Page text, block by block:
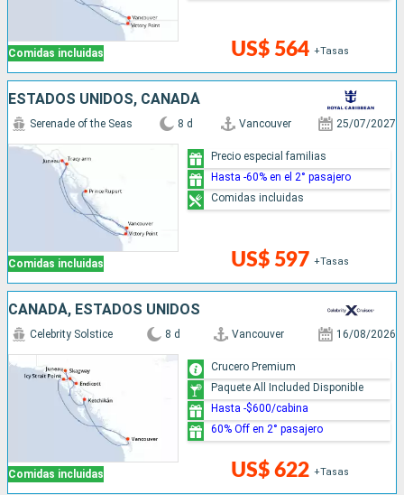
Comidas incluidas US$ 564 +Tasas
ESTADOS UNIDOS, CANADÁ
Comidas incluidas
Serenade of the Seas 8 d Vancouver 25/07/2027
US$ 597 +Tasas
Precio especial familias
Hasta -60% en el 2° pasajero
Comidas incluidas
CANADÁ, ESTADOS UNIDOS
Comidas incluidas
Celebrity Solstice 8 d Vancouver 16/08/2026
US$ 622 +Tasas
Crucero Premium
Paquete All Included Disponible
Hasta -$600/cabina
60% Off en 2° pasajero